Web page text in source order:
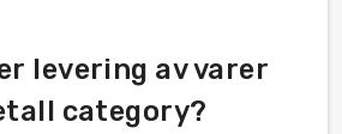
levering av varer
category?